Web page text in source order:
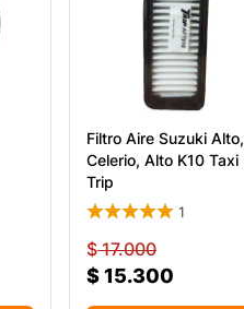
Filtro Aire Suzuki Alto,
Celerio, Alto K10 Taxi
Trip
1
$17.000
$15.300